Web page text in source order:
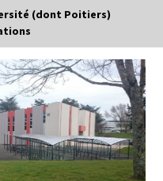
(dont Poitiers)